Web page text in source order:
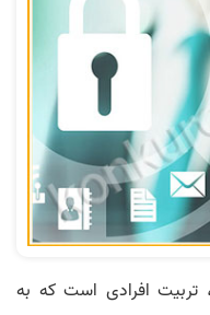
، تربیت افرادی است که به